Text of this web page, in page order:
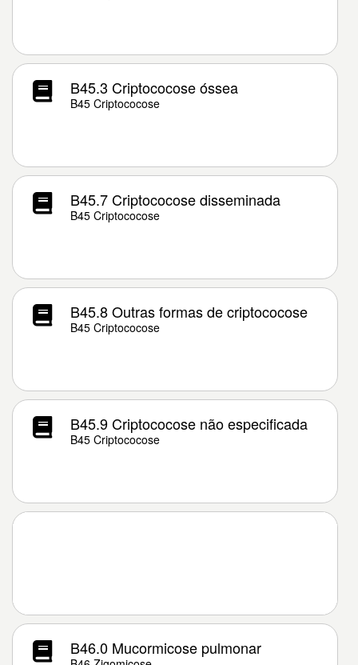
B45.3 Criptococose óssea
B45 Criptococose
B45.7 Criptococose disseminada
B45 Criptococose
B45.8 Outras formas de criptococose
B45 Criptococose
B45.9 Criptococose não especificada
B45 Criptococose
B46.0 Mucormicose pulmonar